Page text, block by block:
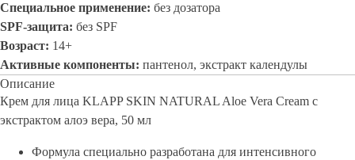
Специальное применение: без дозатора
SPF-защита: без SPF
Возраст: 14+
Активные компоненты: пантенол, экстракт календулы
Описание
Крем для лица KLAPP SKIN NATURAL Aloe Vera Cream с
экстрактом алоэ вера, 50 мл
Формула специально разработана для интенсивного